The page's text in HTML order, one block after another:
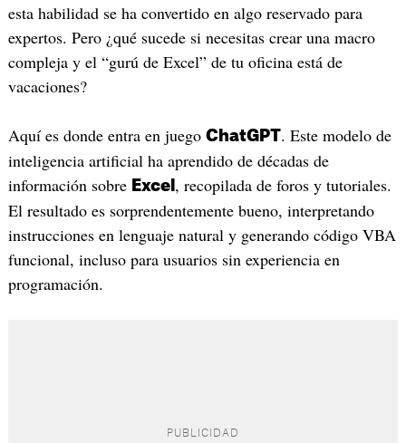
esta habilidad se ha convertido en algo reservado para
expertos. Pero ¿qué sucede si necesitas crear una macro
compleja y el “gurú de Excel” de tu oficina está de
vacaciones?
Aquí es donde entra en juego ChatGPT. Este modelo de
inteligencia artificial ha aprendido de décadas de
información sobre Excel , recopilada de foros y tutoriales.
El resultado es sorprendentemente bueno, interpretando
instrucciones en lenguaje natural y generando código VBA
funcional, incluso para usuarios sin experiencia en
programación.